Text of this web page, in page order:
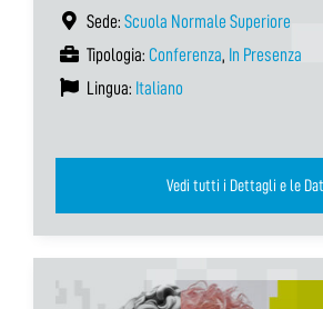
Sede: Scuola Normale Superiore
Tipologia: Conferenza, In Presenza
Lingua: Italiano
Vedi tutti i Dettagli e le